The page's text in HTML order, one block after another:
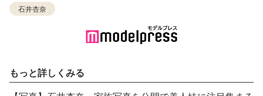
石井杏奈
もっと詳しくみる